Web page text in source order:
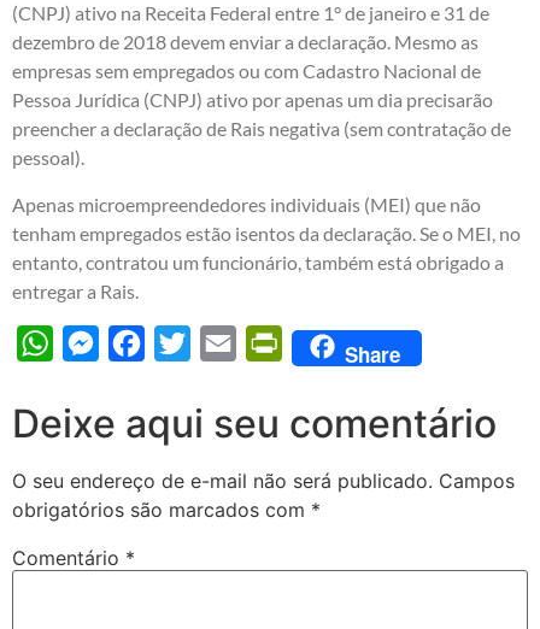
(CNPJ) ativo na Receita Federal entre 1° de janeiro e 31 de
dezembro de 2018 devem enviar a declaração. Mesmo as
empresas sem empregados ou com Cadastro Nacional de
Pessoa Jurídica (CNPJ) ativo por apenas um dia precisarão
preencher a declaração de Rais negativa (sem contratação de
pessoal).
Apenas microempreendedores individuais (MEI) que não
tenham empregados estão isentos da declaração. Se o MEI, no
entanto, contratou um funcionário, também está obrigado a
entregar a Rais.
WhatsAppMessengerFacebook
Twitter Email PrintFriendly
Share
Deixe aqui seu comentário
O seu endereço de e-mail não será publicado. Campos
obrigatórios são marcados com *
Comentário *